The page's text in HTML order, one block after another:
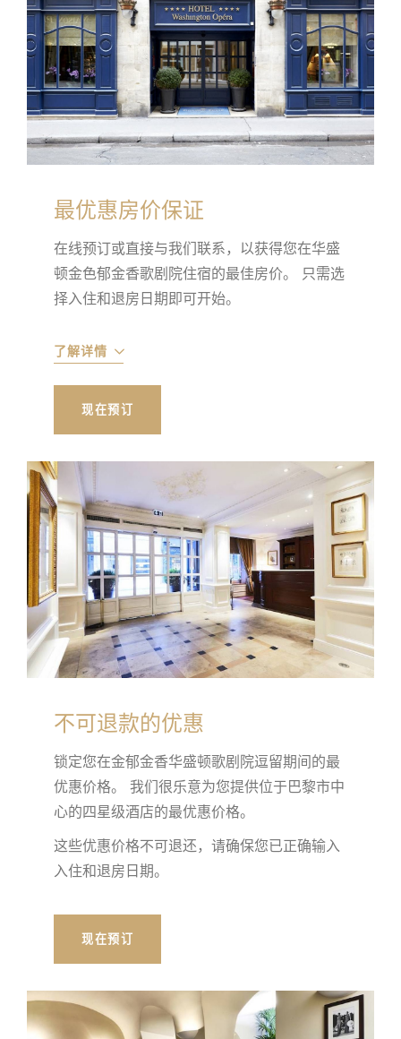
最优惠房价保证
在线预订或直接与我们联系，以获得您在华盛
顿金色郁金香歌剧院住宿的最佳房价。 只需选
择入住和退房日期即可开始。
了解详情
现在预订
不可退款的优惠
锁定您在金郁金香华盛顿歌剧院逗留期间的最
优惠价格。 我们很乐意为您提供位于巴黎市中
心的四星级酒店的最优惠价格。
这些优惠价格不可退还，请确保您已正确输入
入住和退房日期。
现在预订